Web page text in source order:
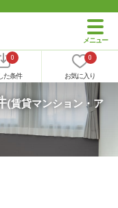
0
た条件
0
お気に入り
(賃貸マンション・ア